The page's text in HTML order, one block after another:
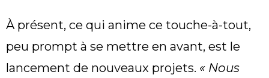
À présent, ce qui anime ce touche-à-tout,
peu prompt à se mettre en avant, est le
lancement de nouveaux projets. « Nous